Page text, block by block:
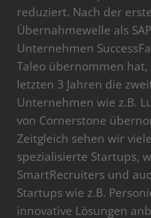
reduziert. Nach der
Übernahmewelle als
Unternehmen
Taleo übernommen
letzten 3 Jahren die
Unternehmen wie z.B.
von Cornerstone
Zeitgleich sehen wir
spezialisierte Startups,
SmartRecruiters und
Startups wie z.B.
innovative Lösungen